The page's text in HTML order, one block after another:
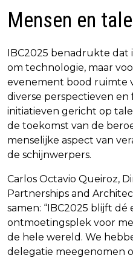
Mensen en
IBC2025 benadrukte dat
om technologie, maar
evenement bood ruimte
diverse perspectieven en
initiatieven gericht op
de toekomst van de
menselijke aspect van
de schijnwerpers.
Carlos Octavio Queiroz,
Partnerships and
samen: “IBC2025 blijft dé
ontmoetingsplek voor
de hele wereld. We
delegatie meegenomen